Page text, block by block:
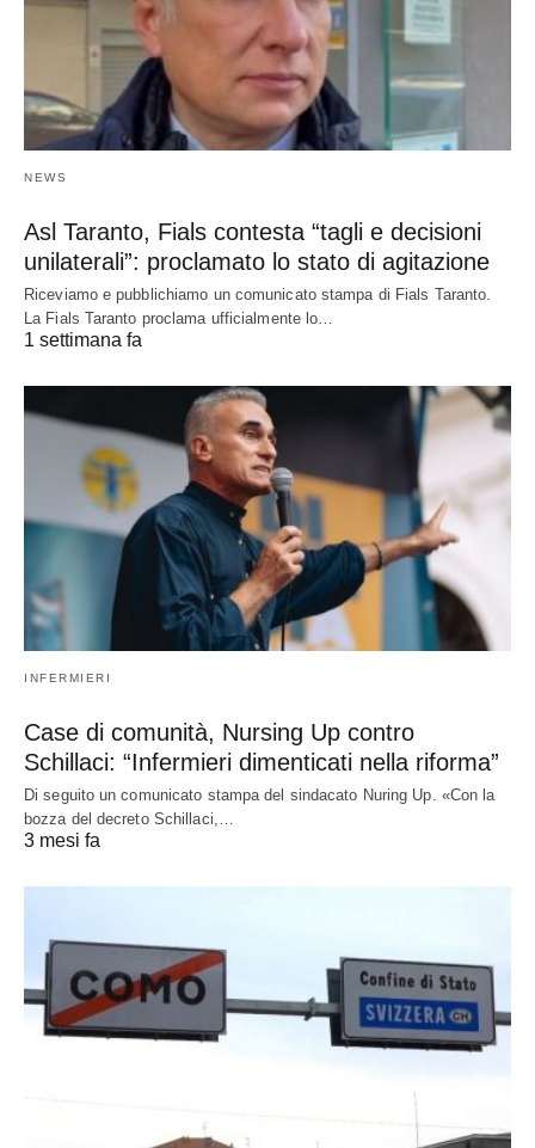
NEWS
Asl Taranto, Fials contesta “tagli e decisioni
unilaterali”: proclamato lo stato di agitazione
Riceviamo e pubblichiamo un comunicato stampa di Fials Taranto.
La Fials Taranto proclama ufficialmente lo…
1 settimana fa
INFERMIERI
Case di comunità, Nursing Up contro
Schillaci: “Infermieri dimenticati nella riforma”
Di seguito un comunicato stampa del sindacato Nuring Up. «Con la
bozza del decreto Schillaci,…
3 mesi fa